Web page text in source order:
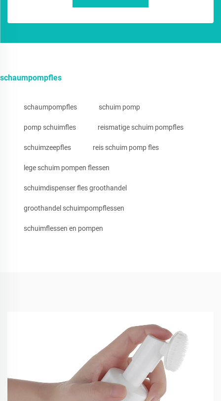
schaumpompfles
schaumpompfles schuim pomp
pomp schuimfles reismatige schuim pompfles
schuimzeepfles reis schuim pomp fles
lege schuim pompen flessen
schuimdispenser fles groothandel
groothandel schuimpompflessen
schuimflessen en pompen